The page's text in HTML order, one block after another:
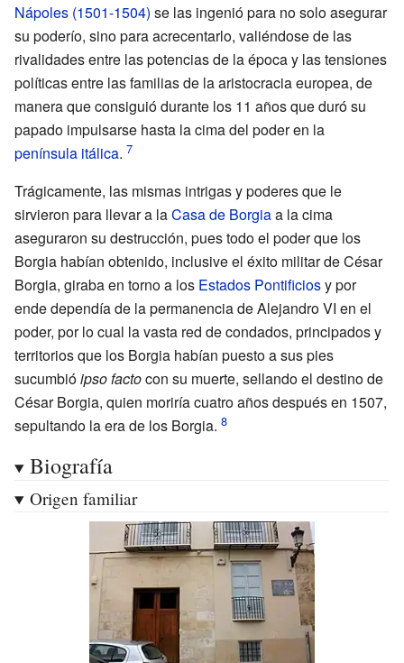
Nápoles (1501-1504) se las ingenió para no solo asegurar
su poderío, sino para acrecentarlo, valiéndose de las
rivalidades entre las potencias de la época y las tensiones
políticas entre las familias de la aristocracia europea, de
manera que consiguió durante los 11 años que duró su
papado impulsarse hasta la cima del poder en la
península itálica.
Trágicamente, las mismas intrigas y poderes que le
sirvieron para llevar a laCasa de Borgiaa la cima
aseguraron su destrucción, pues todo el poder que los
Borgia habían obtenido, inclusive el éxito militar de César
Borgia, giraba en torno a los Estados Pontificiosy por
ende dependía de la permanencia de AlejandroVI en el
poder, por lo cual la vasta red de condados, principados y
territorios que los Borgia habían puesto a sus pies
sucumbióipso factocon su muerte, sellando el destino de
César Borgia, quien moriría cuatro años después en 1507,
sepultando la era de los Borgia.
Biografía
Origen familiar